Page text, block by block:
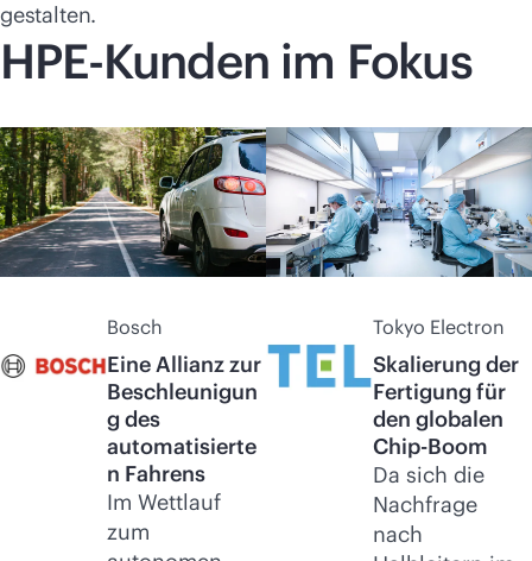
gestalten.
HPE-Kunden im Fokus
Bosch
Eine Allianz zur
Beschleunigun
g des
automatisierte
n Fahrens
Im Wettlauf
zum
Tokyo Electron
Skalierung der
Fertigung für
den globalen
Chip-Boom
Da sich die
Nachfrage
nach